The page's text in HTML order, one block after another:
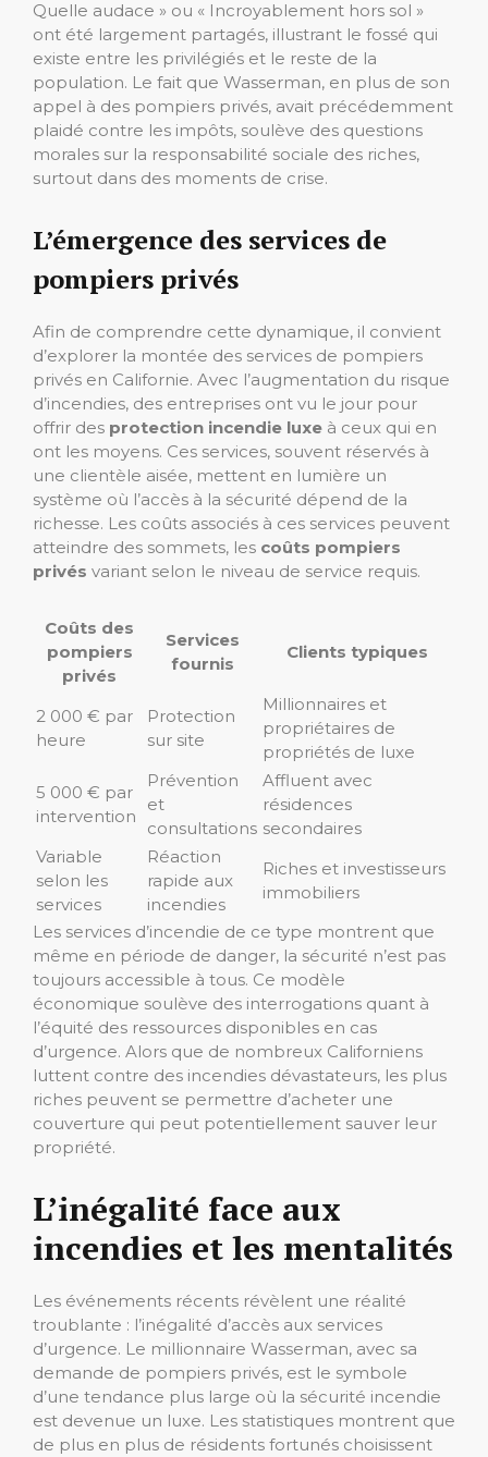
Quelle audace » ou « Incroyablement hors sol »
ont été largement partagés, illustrant le fossé qui
existe entre les privilégiés et le reste de la
population. Le fait que Wasserman, en plus de son
appel à des pompiers privés, avait précédemment
plaidé contre les impôts, soulève des questions
morales sur la responsabilité sociale des riches,
surtout dans des moments de crise.
L’émergence des services de
pompiers privés
Afin de comprendre cette dynamique, il convient
d’explorer la montée des services de pompiers
privés en Californie. Avec l’augmentation du risque
d’incendies, des entreprises ont vu le jour pour
offrir des protection incendie luxe à ceux qui en
ont les moyens. Ces services, souvent réservés à
une clientèle aisée, mettent en lumière un
système où l’accès à la sécurité dépend de la
richesse. Les coûts associés à ces services peuvent
atteindre des sommets, les coûts pompiers
privés variant selon le niveau de service requis.
Coûts des
pompiers
privés
Services
fournis
Clients typiques
2 000 € par
heure
Protection
sur site
Millionnaires et
propriétaires de
propriétés de luxe
5 000 € par
intervention
Prévention
et
consultations
Affluent avec
résidences
secondaires
Variable
selon les
services
Réaction
rapide aux
incendies
Riches et investisseurs
immobiliers
Les services d’incendie de ce type montrent que
même en période de danger, la sécurité n’est pas
toujours accessible à tous. Ce modèle
économique soulève des interrogations quant à
l’équité des ressources disponibles en cas
d’urgence. Alors que de nombreux Californiens
luttent contre des incendies dévastateurs, les plus
riches peuvent se permettre d’acheter une
couverture qui peut potentiellement sauver leur
propriété.
L’inégalité face aux
incendies et les mentalités
Les événements récents révèlent une réalité
troublante : l’inégalité d’accès aux services
d’urgence. Le millionnaire Wasserman, avec sa
demande de pompiers privés, est le symbole
d’une tendance plus large où la sécurité incendie
est devenue un luxe. Les statistiques montrent que
de plus en plus de résidents fortunés choisissent